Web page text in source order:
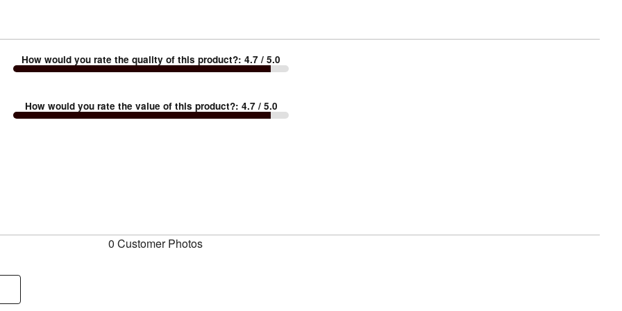
How would you rate the quality of this product?:4.7 / 5.0
How would you rate the value of this product?: 4.7/ 5.0
0 Customer Photos